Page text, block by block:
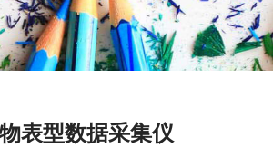
表型数据采集仪